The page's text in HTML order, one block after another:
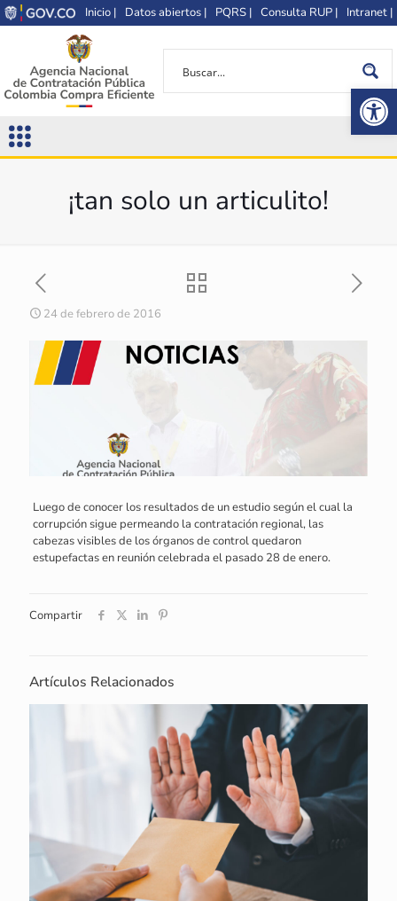
Inicio | Datos abiertos | PQRS | Consulta RUP | Intranet |
¡tan solo un articulito!
24 de febrero de 2016
Luego de conocer los resultados de un estudio según el cual la
corrupción sigue permeando la contratación regional, las
cabezas visibles de los órganos de control quedaron
estupefactas en reunión celebrada el pasado 28 de enero.
Compartir
Artículos Relacionados